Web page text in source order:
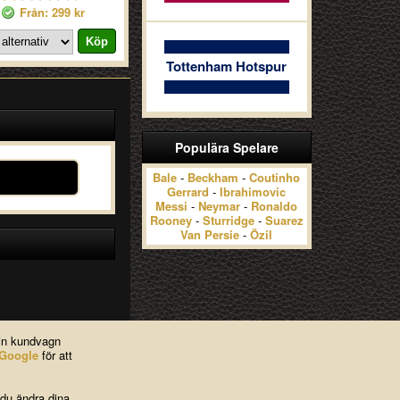
kundvagn
för att
Tottenham Hotspur
Populära Spelare
Bale - Beckham - Coutinho
Gerrard - Ibrahimovic
Messi - Neymar - Ronaldo
Rooney- Sturridge- Suarez
Van Persie - Özil
Från: 299 kr